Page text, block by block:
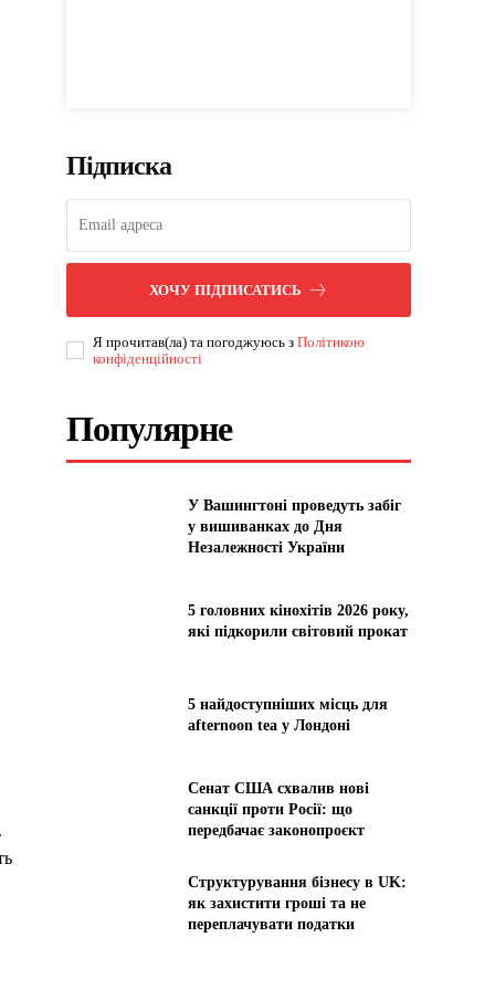
Підписка
ХОЧУ ПІДПИСАТИСЬ
Я прочитав(ла) та погоджуюсь зПолітикою
конфіденційності
Популярне
У Вашингтоні проведуть забіг
у вишиванках до Дня
Незалежності України
5 головних кінохітів 2026 року,
які підкорили світовий прокат
5 найдоступніших місць для
afternoon tea у Лондоні
Сенат США схвалив нові
санкції проти Росії: що
передбачає законопроєкт
Структурування бізнесу в UK:
як захистити гроші та не
переплачувати податки